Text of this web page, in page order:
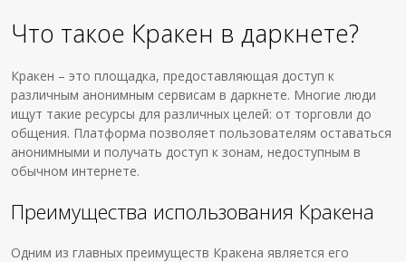
Что такое Кракен в даркнете?
Кракен – это площадка, предоставляющая доступ к
различным анонимным сервисам в даркнете. Многие люди
ищут такие ресурсы для различных целей: от торговли до
общения. Платформа позволяет пользователям оставаться
анонимными и получать доступ к зонам, недоступным в
обычном интернете.
Преимущества использования Кракена
Одним из главных преимуществ Кракена является его